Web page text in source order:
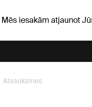
iesakām atjaunot
Atsauksmes